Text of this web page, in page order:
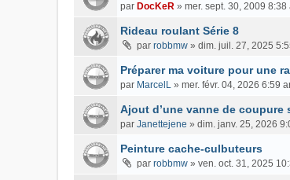
par DocKeR » mer. sept. 30, 2009 8:38
Rideau roulant Série 8
par robbmw » dim. juil. 27, 2025
Préparer ma voiture pour une
par MarcelL » mer. févr. 04, 2026 6:59
Ajout d’une vanne de coupure
par Janettejene » dim. janv. 25, 2026
Peinture cache-culbuteurs
par robbmw » ven. oct. 31, 2025